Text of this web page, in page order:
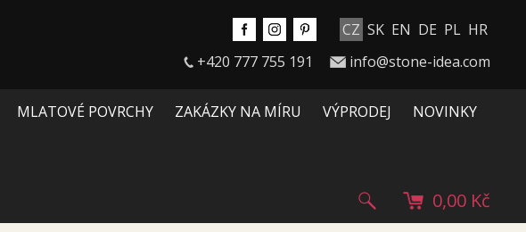
CZ SK EN DE PL HR
+420 777 755 191
info@stone-idea.com
MLATOVÉ POVRCHY ZAKÁZKY NA MÍRU VÝPRODEJ NOVINKY
0,00 Kč